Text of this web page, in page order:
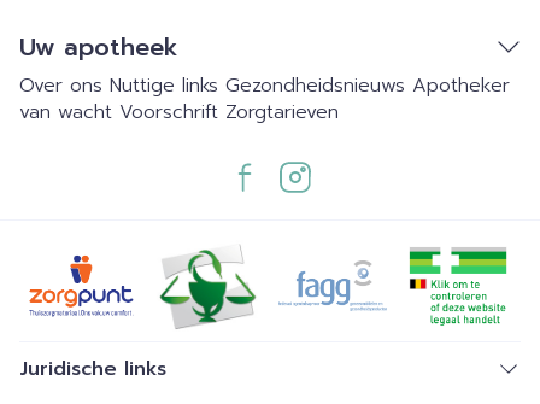
Uw apotheek
Over ons Nuttige links Gezondheidsnieuws Apotheker
van wacht Voorschrift Zorgtarieven
Juridische links